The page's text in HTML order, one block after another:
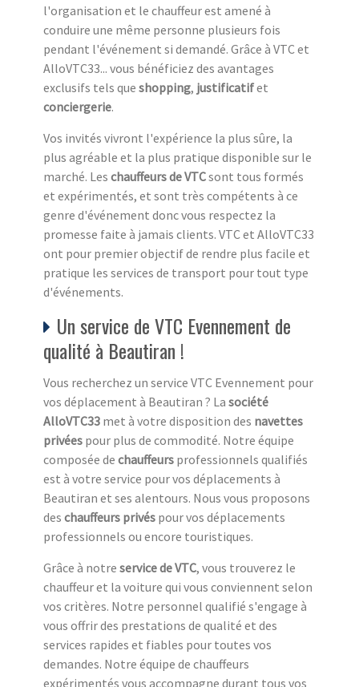
l'organisation et le chauffeur est amené à
conduire une même personne plusieurs fois
pendant l'événement si demandé. Grâce à VTC et
AlloVTC33... vous bénéficiez des avantages
exclusifs tels que shopping, justificatifet
conciergerie.
Vos invités vivront l'expérience la plus sûre, la
plus agréable et la plus pratique disponible sur le
marché. Les chauffeurs de VTCsont tous formés
et expérimentés, et sont très compétents à ce
genre d'événement donc vous respectez la
promesse faite à jamais clients. VTC et AlloVTC33
ont pour premier objectif de rendre plus facile et
pratique les services de transport pour tout type
d'événements.
Un service de VTC Evennement de
qualité à Beautiran !
Vous recherchez un service VTC Evennement pour
vos déplacement à Beautiran ? La société
AlloVTC33 met à votre disposition des navettes
privées pour plus de commodité. Notre équipe
composée de chauffeurs professionnels qualifiés
est à votre service pour vos déplacements à
Beautiran et ses alentours. Nous vous proposons
des chauffeurs privés pour vos déplacements
professionnels ou encore touristiques.
Grâce à notre service de VTC, vous trouverez le
chauffeur et la voiture qui vous conviennent selon
vos critères. Notre personnel qualifié s'engage à
vous offrir des prestations de qualité et des
services rapides et fiables pour toutes vos
demandes. Notre équipe de chauffeurs
expérimentés vous accompagne durant tous vos